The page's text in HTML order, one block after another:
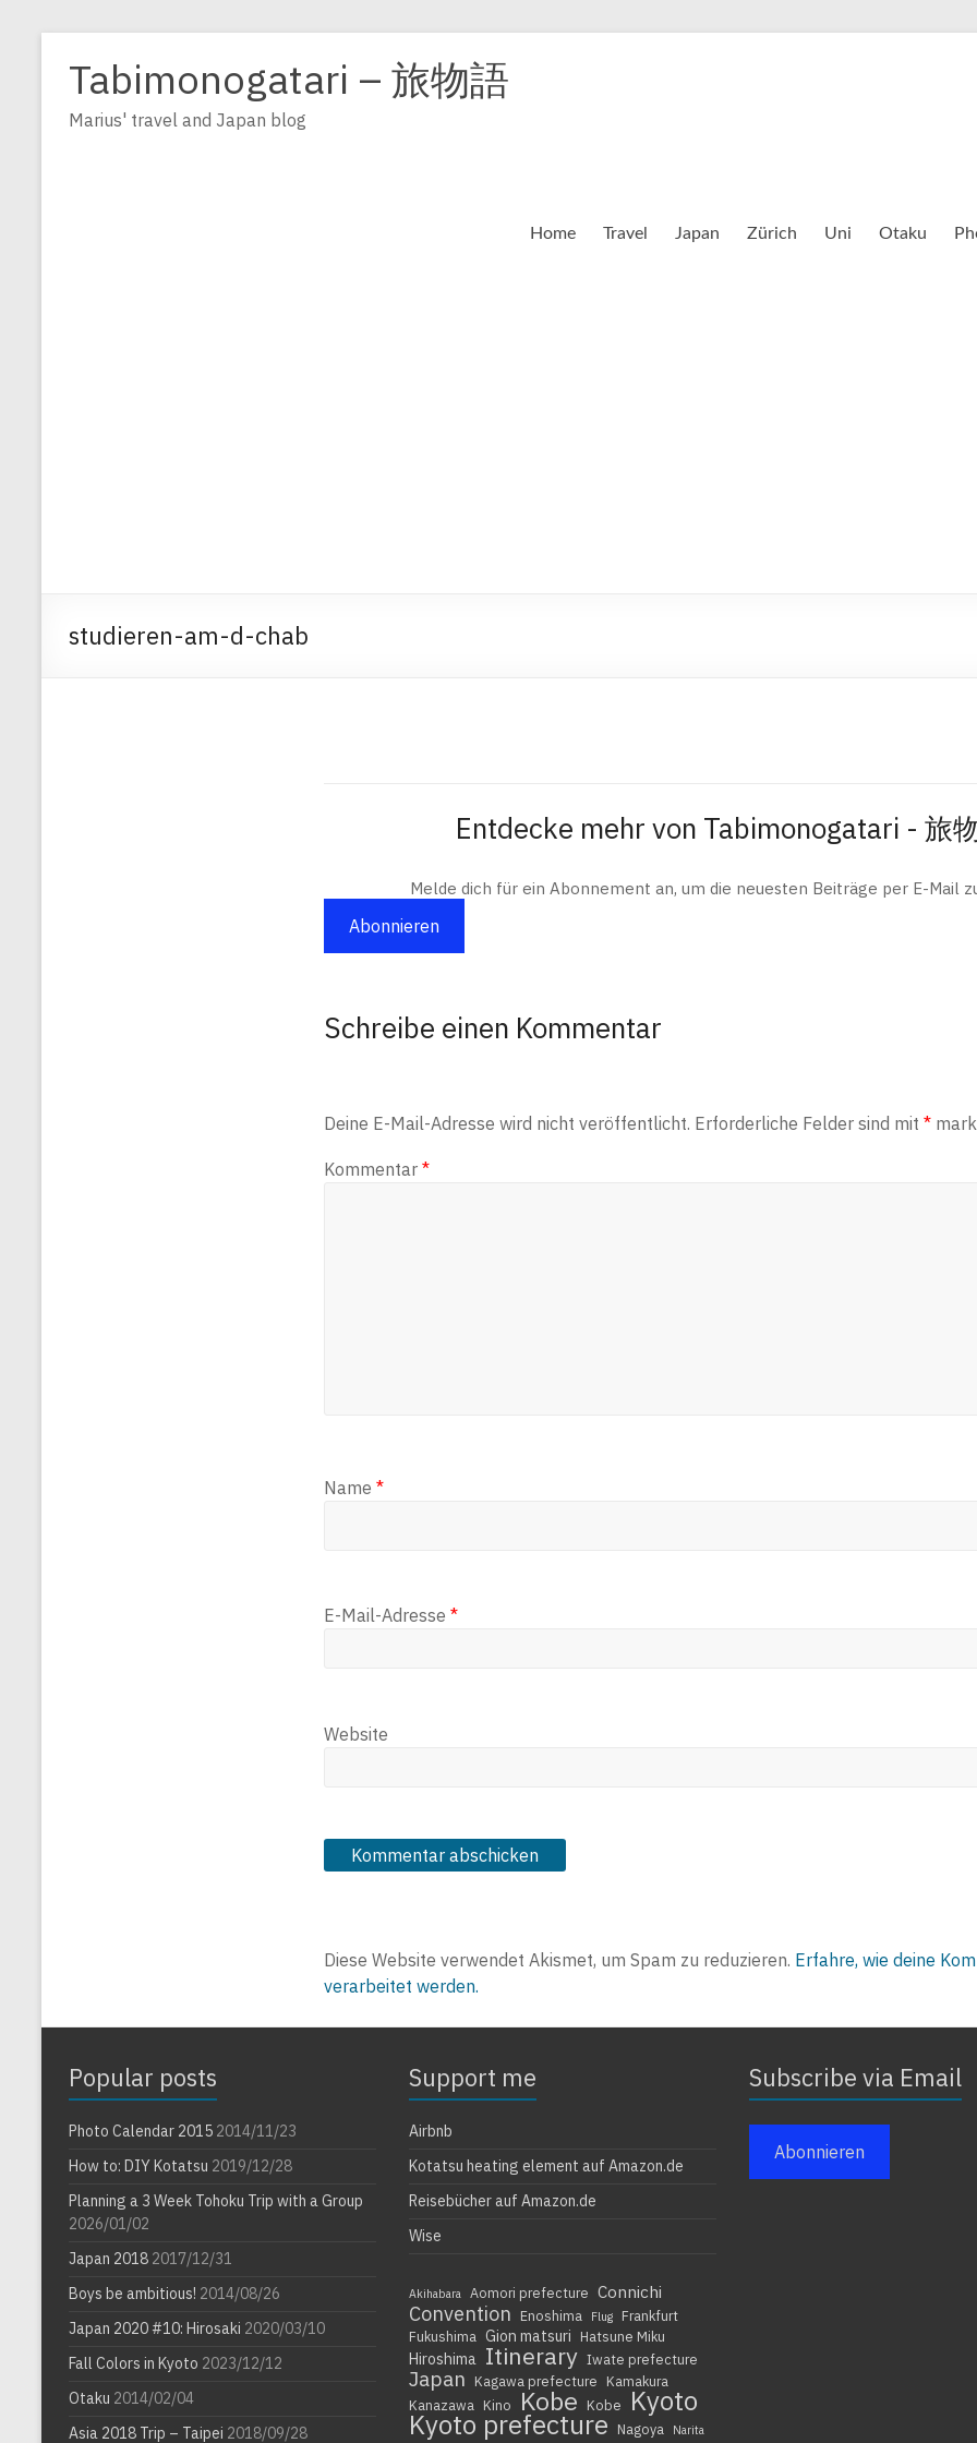
Inhalt
springen
Tabimonogatari – 旅物語
Marius' travel and Japan blog
Home Travel Japan Zürich Uni Otaku
studieren-am-d-chab
Entdecke mehr von Tabimonogatari - 旅
Melde dich für ein Abonnement an, um die neuesten Beiträge per E-Mail
Abonnieren
Schreibe einen Kommentar
Deine E-Mail-Adresse wird nicht veröffentlicht. Erforderliche Felder sind mit *
Kommentar *
Name *
E-Mail-Adresse *
Website
Diese Website verwendet Akismet, um Spam zu reduzieren. Erfahre, wie deine
verarbeitet werden.
Popular posts
Photo Calendar 2015 2014/11/23
How to: DIY Kotatsu 2019/12/28
Planning a 3 Week Tohoku Trip with a Group
2026/01/02
Japan 2018 2017/12/31
Boys be ambitious! 2014/08/26
Japan 2020 #10: Hirosaki 2020/03/10
Fall Colors in Kyoto 2023/12/12
Otaku 2014/02/04
Asia 2018 Trip – Taipei 2018/09/28
Support me
Airbnb
Kotatsu heating element auf Amazon.de
Reisebücher auf Amazon.de
Wise
Akihabara Aomori prefecture Connichi
Convention Enoshima Flug
Frankfurt
Fukushima Gion matsuri Hatsune Miku
Hiroshima Itinerary Iwate prefecture
Japan Kagawa prefecture
Kamakura
Kanazawa
Kino Kobe Kobe Kyoto
Kyoto prefecture Nagoya Narita
Subscribe via Email
Abonnieren